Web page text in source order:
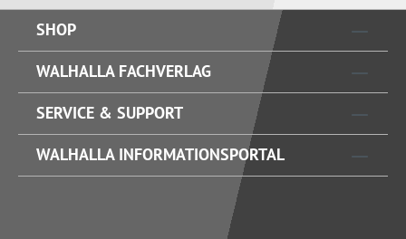
SHOP
WALHALLA FACHVERLAG
SERVICE & SUPPORT
WALHALLA INFORMATIONSPORTAL